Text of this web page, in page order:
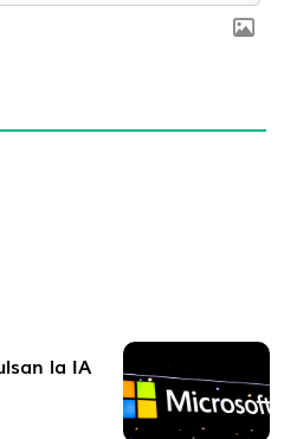
la IA